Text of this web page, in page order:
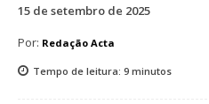
15 de setembro de 2025
Por: Redação Acta
Tempo de leitura: 9 minutos